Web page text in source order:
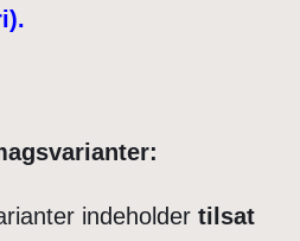
indeholder tilsat